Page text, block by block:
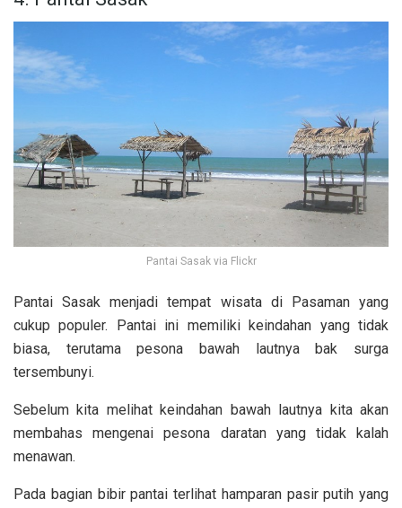
Pantai Sasak via Flickr
Pantai Sasak menjadi tempat wisata di Pasaman yang
cukup populer. Pantai ini memiliki keindahan yang tidak
biasa, terutama pesona bawah lautnya bak surga
tersembunyi.
Sebelum kita melihat keindahan bawah lautnya kita akan
membahas mengenai pesona daratan yang tidak kalah
menawan.
Pada bagian bibir pantai terlihat hamparan pasir putih yang